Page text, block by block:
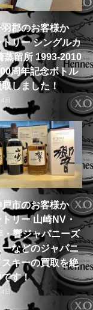
郡のお客様か
リー シングルカ
蒸留所 1993-2010
周年記念ボトル
しました！
日
市のお客様か
トリー 山崎NV・
・響ジャパニーズ
などのジャパニ
キーの買取を絶
す！
日